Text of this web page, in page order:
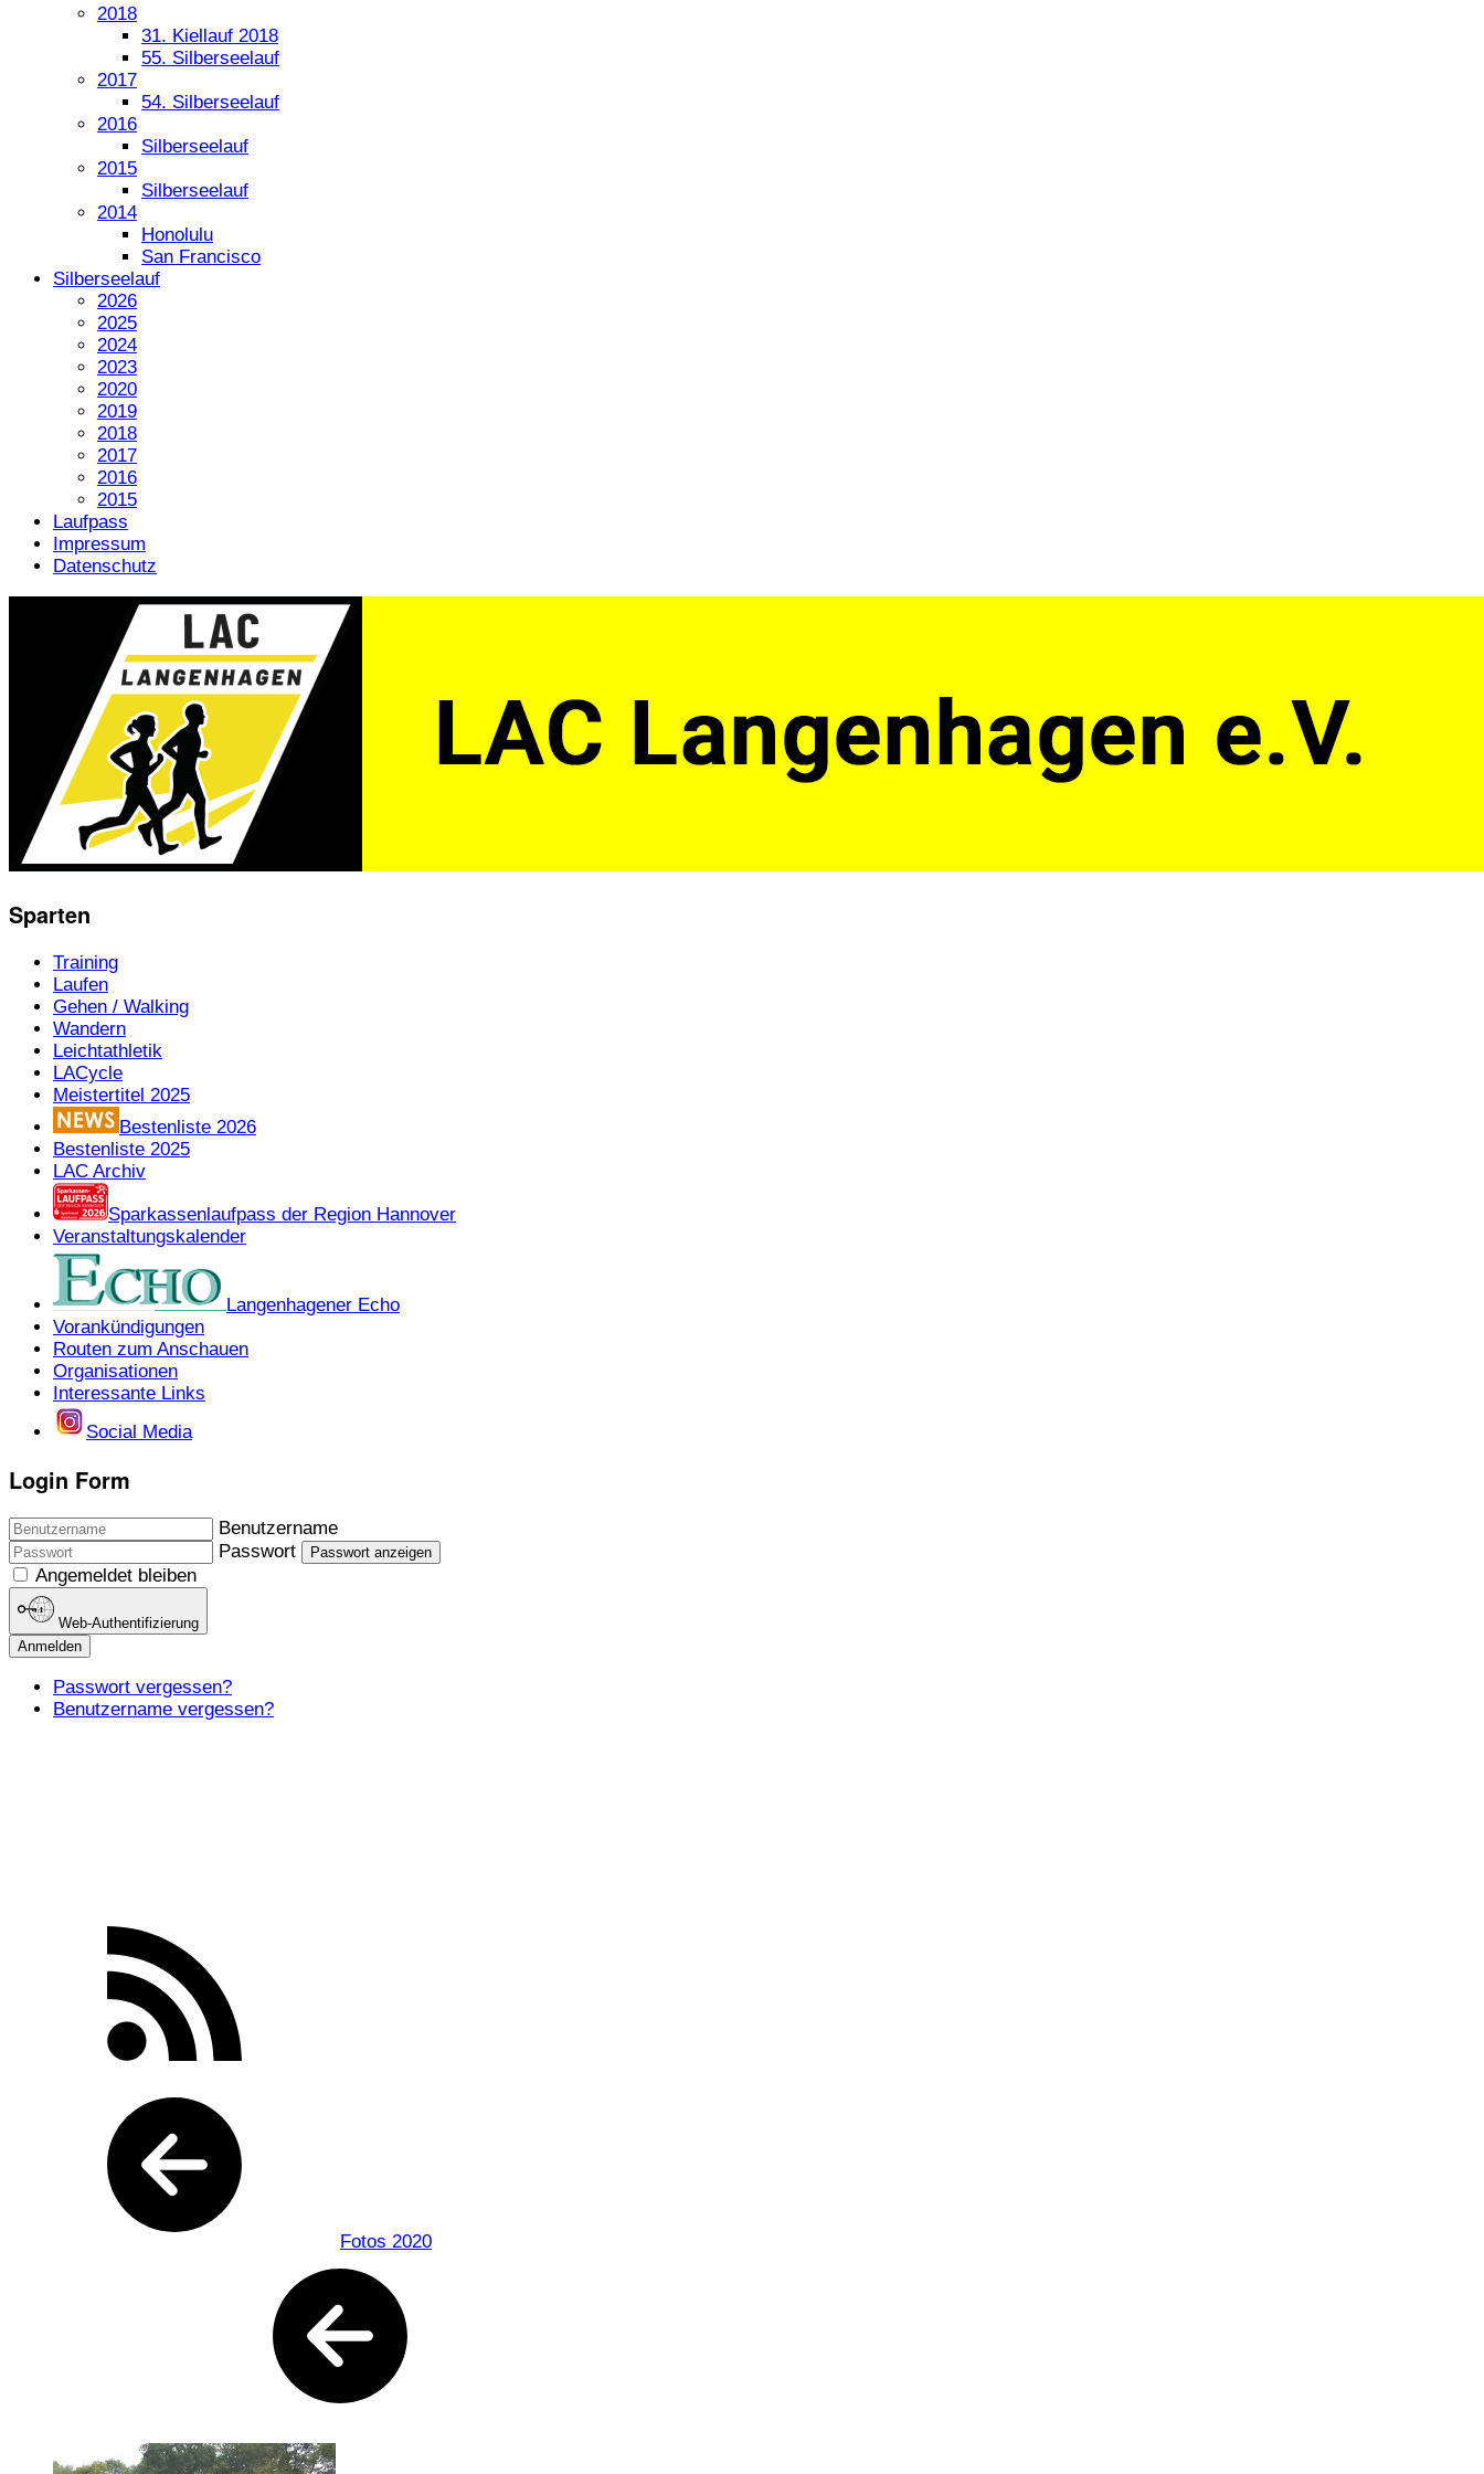
2018
31. Kiellauf 2018
55. Silberseelauf
2017
54. Silberseelauf
2016
Silberseelauf
2015
Silberseelauf
2014
Honolulu
San Francisco
Silberseelauf
2026
2025
2024
2023
2020
2019
2018
2017
2016
2015
Laufpass
Impressum
Datenschutz
Sparten
Training
Laufen
Gehen / Walking
Wandern
Leichtathletik
LACycle
Meistertitel 2025
Bestenliste 2026
Bestenliste 2025
LAC Archiv
Sparkassenlaufpass der Region Hannover
Veranstaltungskalender
Langenhagener Echo
Vorankündigungen
Routen zum Anschauen
Organisationen
Interessante Links
Social Media
Login Form
Benutzername
Passwort
Passwort anzeigen
Angemeldet bleiben
Web-Authentifizierung
Anmelden
Passwort vergessen?
Benutzername vergessen?
Fotos 2020